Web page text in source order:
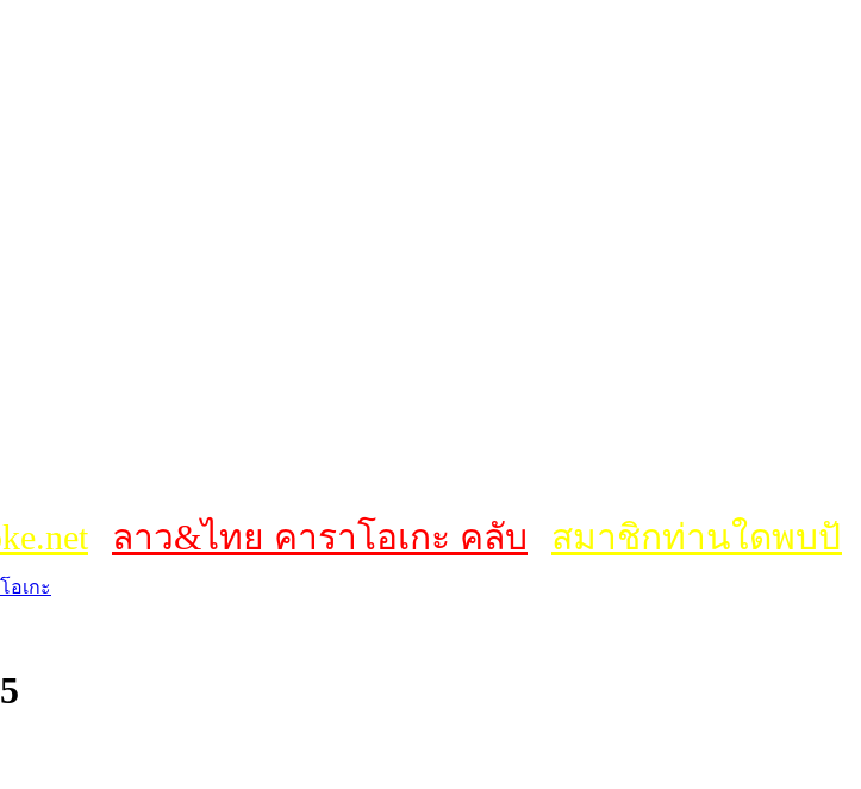
ลาว&ไทย คาราโอเกะ คลับ สมาชิกท่านใดพบปั
อเกะ